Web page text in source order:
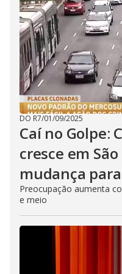
DO R7/01/09/2025
Caí no Golpe:
cresce em
mudança
Preocupação aumenta
e meio